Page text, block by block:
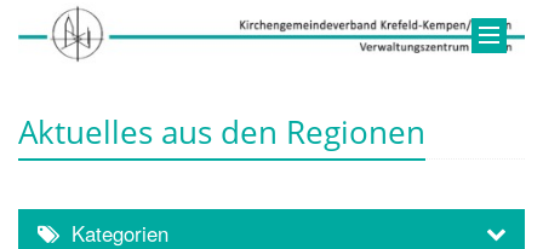
Aktuelles aus den Regionen
Kategorien